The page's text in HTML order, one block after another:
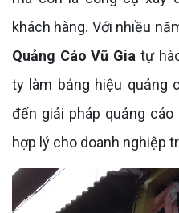
khách hàng. Với nhiều
Quảng Cáo Vũ Gia tự
ty làm bảng hiệu quảng
đến giải pháp quảng
hợp lý cho doanh nghiệp